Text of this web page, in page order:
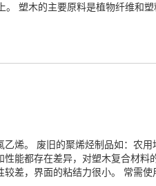
塑木的主要原料是植物纤维和
烯。 废旧的聚烯烃制品如：农
能都存在差异，对塑木复合材
差，界面的粘结力很小。 常需